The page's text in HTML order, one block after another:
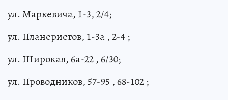
ул. Маркевича, 1-3, 2/4;
ул. Планеристов, 1-3а , 2-4 ;
ул. Широкая, 6а-22 , 6/30;
ул. Проводников, 57-95 , 68-102 ;